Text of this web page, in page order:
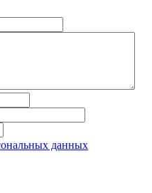
данных